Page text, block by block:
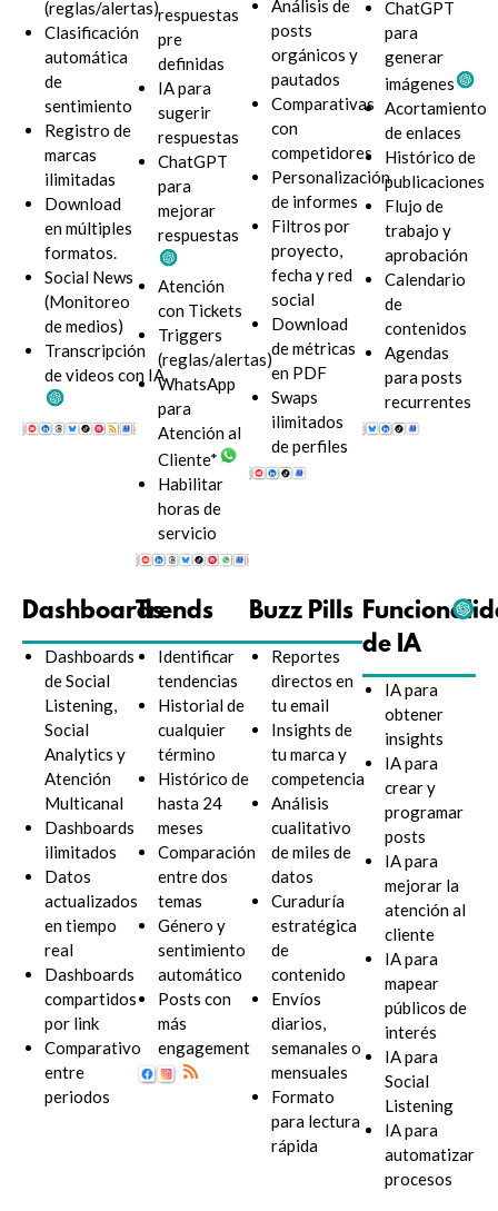
(reglas/alertas)
Clasificación
automática
de
sentimiento
Registro de
marcas
ilimitadas
Download
en múltiples
formatos.
Social News
(Monitoreo
de medios)
Transcripción
de videos con IA
respuestas
pre
definidas
IA para
sugerir
respuestas
ChatGPT
para
mejorar
respuestas
Atención
con Tickets
Triggers
(reglas/alertas)
WhatsApp
para
Atención al
Cliente*
Habilitar
horas de
servicio
Análisis de
posts
orgánicos y
pautados
Comparativas
con
competidores
Personalización
de informes
Filtros por
proyecto,
fecha y red
social
Download
de métricas
en PDF
Swaps
ilimitados
de perfiles
ChatGPT
para
generar
imágenes
Acortamiento
de enlaces
Histórico de
publicaciones
Flujo de
trabajo y
aprobación
Calendario
de
contenidos
Agendas
para posts
recurrentes
Dashboards
Dashboards
de Social
Listening,
Social
Analytics y
Atención
Multicanal
Dashboards
ilimitados
Datos
actualizados
en tiempo
real
Dashboards
compartidos
por link
Comparativo
entre
periodos
Trends
Identificar
tendencias
Historial de
cualquier
término
Histórico de
hasta 24
meses
Comparación
entre dos
temas
Género y
sentimiento
automático
Posts con
más
engagement
Buzz Pills
Reportes
directos en
tu email
Insights de
tu marca y
competencia
Análisis
cualitativo
de miles de
datos
Curaduría
estratégica
de
contenido
Envíos
diarios,
semanales o
mensuales
Formato
para lectura
rápida
de IA
IA para
obtener
insights
IA para
crear y
programar
posts
IA para
mejorar la
atención al
cliente
IA para
mapear
públicos de
interés
IA para
Social
Listening
IA para
automatizar
procesos